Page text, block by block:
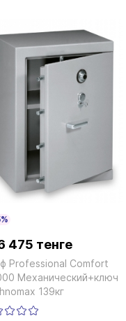
475 тенге
Professional Сomfort
Механический+ключ
139кг